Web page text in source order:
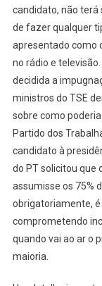
candidato, não terá
de fazer qualquer
apresentado como
no rádio e
decidida a
ministros do TSE
sobre como
Partido dos
candidato à
do PT solicitou que
assumisse os 75%
obrigatoriamente,
comprometendo
quando vai ao ar o
maioria.